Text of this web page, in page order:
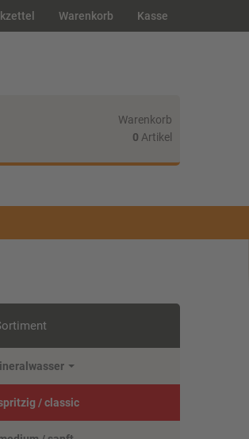
Warenkorb Kasse
Warenkorb
0 Artikel
/ classic